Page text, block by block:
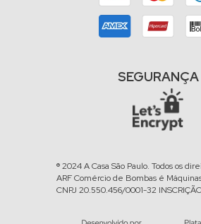
SEGURANÇA
® 2024 A Casa São Paulo. Todos os
ARF Comércio de Bombas é
CNPJ 20.550.456/0001-32 INSCRIÇÃO